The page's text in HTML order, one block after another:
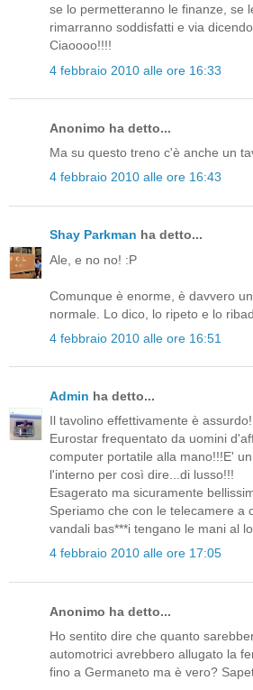
se lo permetteranno le finanze, se
rimarranno soddisfatti e via
Ciaoooo!!!!
4 febbraio 2010 alle ore 16:33
Anonimo ha detto...
Ma su questo treno c'è anche un
4 febbraio 2010 alle ore 16:43
Shay Parkman ha detto...
Ale, e no no! :P
Comunque è enorme, è davvero
normale. Lo dico, lo ripeto e lo
4 febbraio 2010 alle ore 16:51
Admin ha detto...
Il tavolino effettivamente è
Eurostar frequentato da uomini
computer portatile alla mano!!!E'
l'interno per così dire...di lusso!!!
Esagerato ma sicuramente
Speriamo che con le telecamere a
vandali bas***i tengano le mani al
4 febbraio 2010 alle ore 17:05
Anonimo ha detto...
Ho sentito dire che quanto
automotrici avrebbero allugato la
fino a Germaneto ma è vero?